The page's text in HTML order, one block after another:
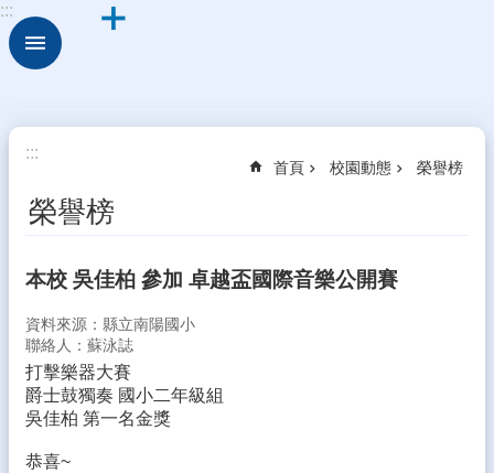
跳到主要內容區塊
進
校
動
態
識
校
行
政
處
:::
:::
首頁 校園動態 榮譽榜
榮譽榜
本校 吳佳柏 參加 卓越盃國際音樂公開賽
資料來源：縣立南陽國小
聯絡人：蘇泳誌
打擊樂器大賽
爵士鼓獨奏 國小二年級組
吳佳柏 第一名金獎
恭喜~